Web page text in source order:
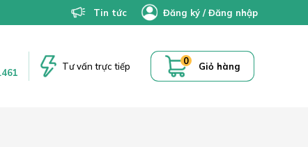
Tin tức Đăng ký /Đăng nhập
Tư vấn trực tiếp 0 Giỏ hàng